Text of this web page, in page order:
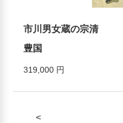
市川男女蔵の宗清
豊国
319,000 円
<